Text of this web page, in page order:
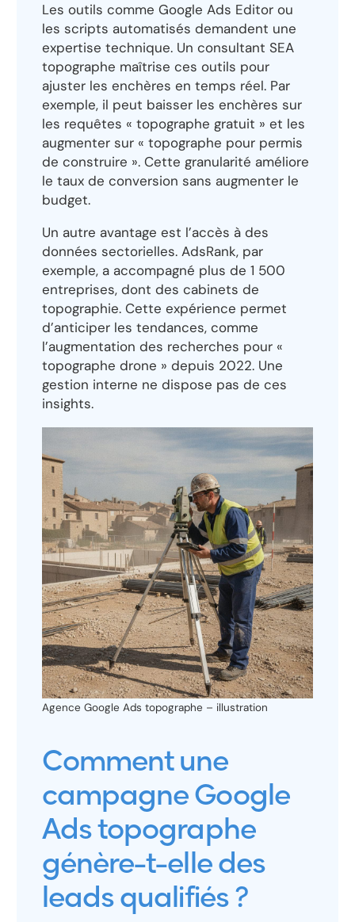
Les outils comme Google Ads Editor ou
les scripts automatisés demandent une
expertise technique. Un consultant SEA
topographe maîtrise ces outils pour
ajuster les enchères en temps réel. Par
exemple, il peut baisser les enchères sur
les requêtes « topographe gratuit » et les
augmenter sur « topographe pour permis
de construire ». Cette granularité améliore
le taux de conversion sans augmenter le
budget.
Un autre avantage est l’accès à des
données sectorielles. AdsRank, par
exemple, a accompagné plus de 1 500
entreprises, dont des cabinets de
topographie. Cette expérience permet
d’anticiper les tendances, comme
l’augmentation des recherches pour «
topographe drone » depuis 2022. Une
gestion interne ne dispose pas de ces
insights.
Agence Google Ads topographe – illustration
Comment une
campagne Google
Ads topographe
génère-t-elle des
leads qualifiés ?